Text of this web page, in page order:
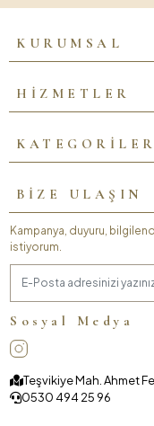
KURUMSAL
HİZMETLER
KATEGORİLER
BİZE ULAŞIN
Kampanya, duyuru,
istiyorum.
Sosyal Medya
Teşvikiye Mah. Ahmet
0530 494 25 96